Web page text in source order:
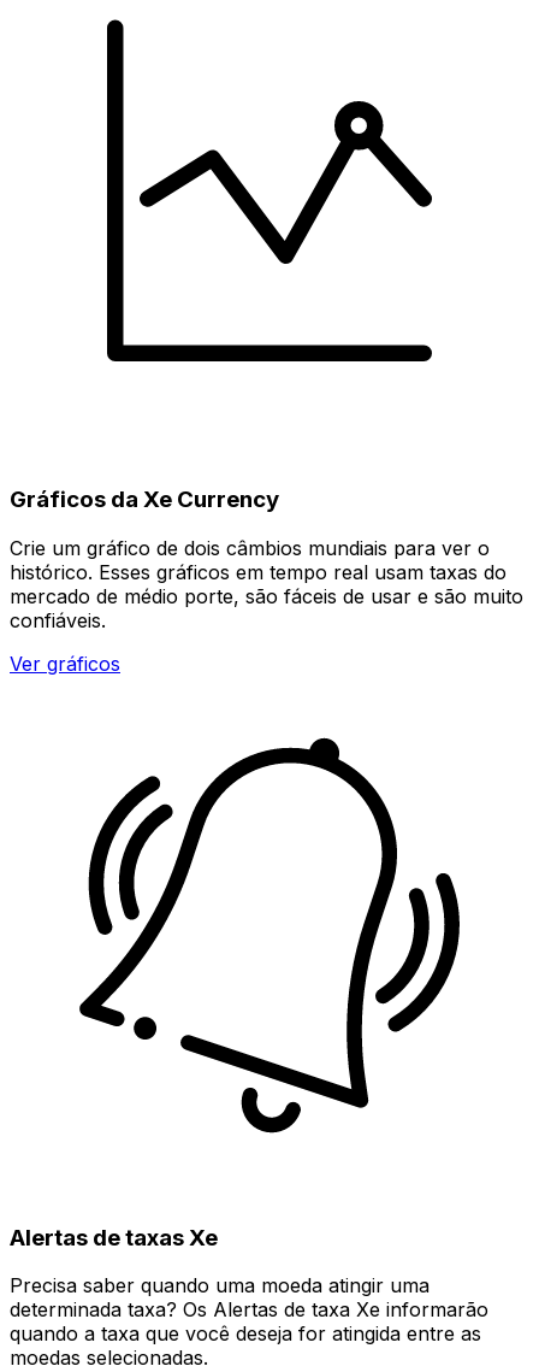
Gráficos da Xe Currency
Crie um gráfico de dois câmbios mundiais para ver o
histórico. Esses gráficos em tempo real usam taxas do
mercado de médio porte, são fáceis de usar e são muito
confiáveis.
Ver gráficos
Alertas de taxas Xe
Precisa saber quando uma moeda atingir uma
determinada taxa? Os Alertas de taxa Xe informarão
quando a taxa que você deseja for atingida entre as
moedas selecionadas.